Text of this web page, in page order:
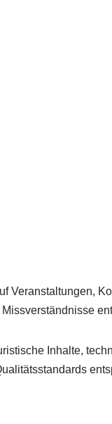
Veranstaltungen,
Inhalte,